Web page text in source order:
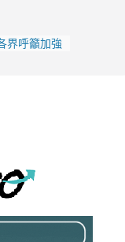
界呼籲加強
地慈善小店
經銷商警告
班 掏